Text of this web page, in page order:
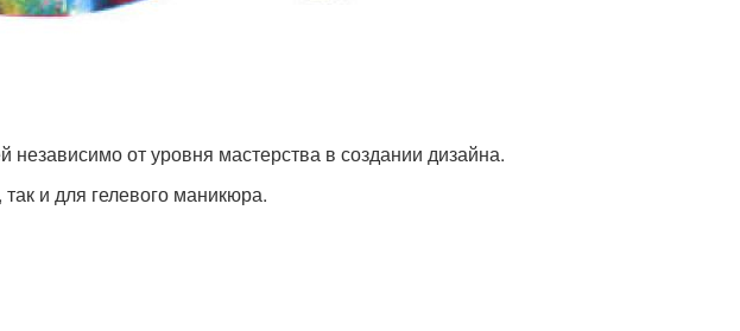
от уровня мастерства в создании дизайна.
и для гелевого маникюра.